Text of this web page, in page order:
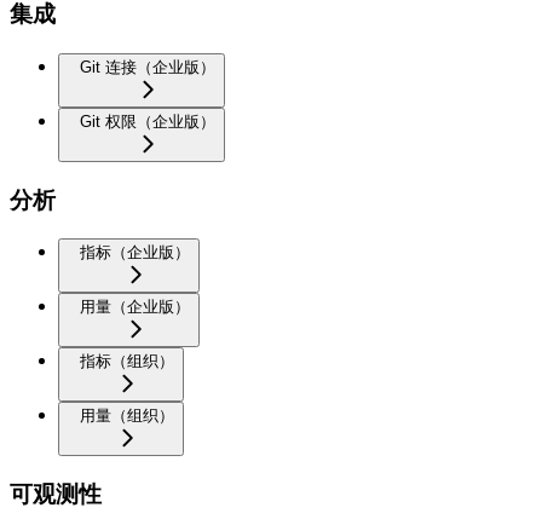
集成
Git 连接（企业版）
Git 权限（企业版）
分析
指标（企业版）
用量（企业版）
指标（组织）
用量（组织）
可观测性